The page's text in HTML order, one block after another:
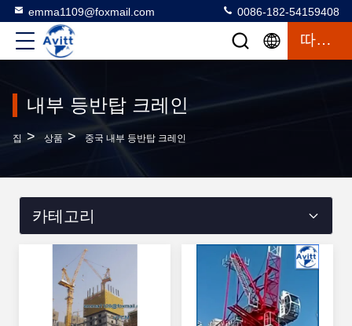
emma1109@foxmail.com 0086-182-54159408
따옴표
내부 등반탑 크레인
집 > 상품 > 중국 내부 등반탑 크레인
카테고리